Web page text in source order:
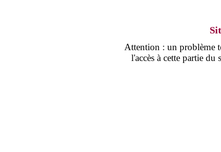
Attention : un problème
l'accès à cette partie